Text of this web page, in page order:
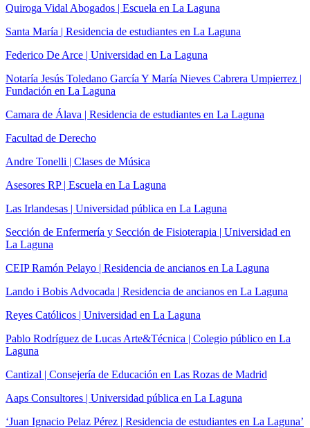
Quiroga Vidal Abogados | Escuela en La Laguna
Santa María | Residencia de estudiantes en La Laguna
Federico De Arce | Universidad en La Laguna
Notaría Jesús Toledano García Y María Nieves Cabrera Umpierrez |
Fundación en La Laguna
Camara de Álava | Residencia de estudiantes en La Laguna
Facultad de Derecho
Andre Tonelli | Clases de Música
Asesores RP | Escuela en La Laguna
Las Irlandesas | Universidad pública en La Laguna
Sección de Enfermería y Sección de Fisioterapia | Universidad en
La Laguna
CEIP Ramón Pelayo | Residencia de ancianos en La Laguna
Lando i Bobis Advocada | Residencia de ancianos en La Laguna
Reyes Católicos | Universidad en La Laguna
Pablo Rodríguez de Lucas Arte&Técnica | Colegio público en La
Laguna
Cantizal | Consejería de Educación en Las Rozas de Madrid
Aaps Consultores | Universidad pública en La Laguna
‘Juan Ignacio Pelaz Pérez | Residencia de estudiantes en La Laguna’